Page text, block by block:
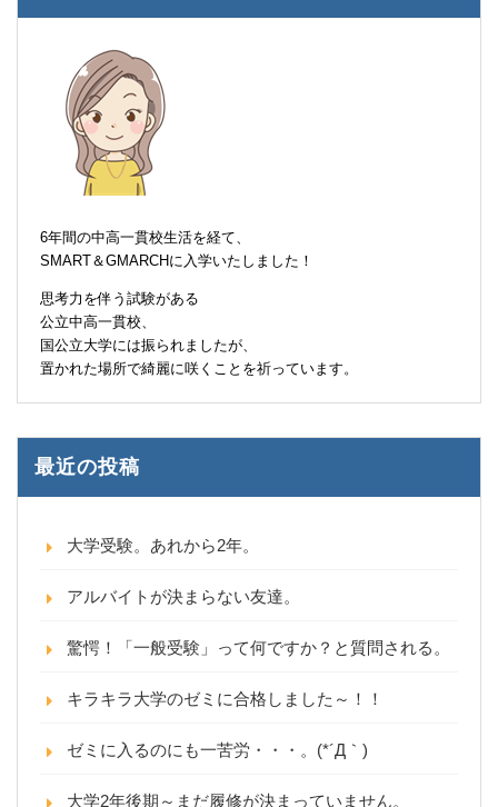
6年間の中高一貫校生活を経て、
SMART＆GMARCHに入学いたしました！
思考力を伴う試験がある
公立中高一貫校、
国公立大学には振られましたが、
置かれた場所で綺麗に咲くことを祈っています。
最近の投稿
大学受験。あれから2年。
アルバイトが決まらない友達。
驚愕！「一般受験」って何ですか？と質問される。
キラキラ大学のゼミに合格しました～！！
ゼミに入るのにも一苦労・・・。(*´Д｀)
大学2年後期～まだ履修が決まっていません。